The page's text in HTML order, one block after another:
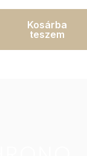
Kosárba
teszem